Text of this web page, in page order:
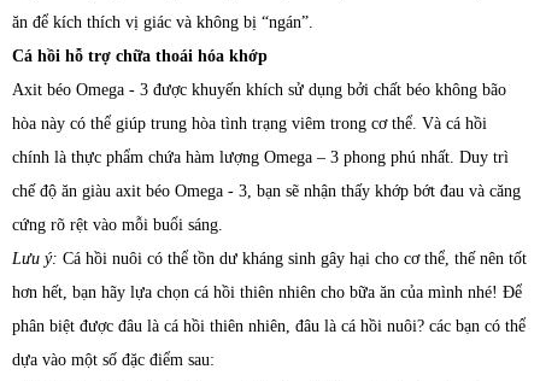
ăn để kích thích vị giác và không bị “ngán”.
Cá hồi hỗ trợ chữa thoái hóa khớp
Axit béo Omega - 3 được khuyến khích sử dụng bởi chất béo không bão
hòa này có thể giúp trung hòa tình trạng viêm trong cơ thể. Và cá hồi
chính là thực phẩm chứa hàm lượng Omega – 3 phong phú nhất. Duy trì
chế độ ăn giàu axit béo Omega - 3, bạn sẽ nhận thấy khớp bớt đau và căng
cứng rõ rệt vào mỗi buổi sáng.
Lưu ý: Cá hồi nuôi có thể tồn dư kháng sinh gây hại cho cơ thể, thế nên tốt
hơn hết, bạn hãy lựa chọn cá hồi thiên nhiên cho bữa ăn của mình nhé! Để
phân biệt được đâu là cá hồi thiên nhiên, đâu là cá hồi nuôi? các bạn có thể
dựa vào một số đặc điểm sau: